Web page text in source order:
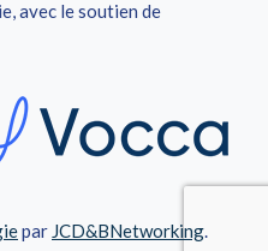
avec le soutien de
par JCD&BNetworking